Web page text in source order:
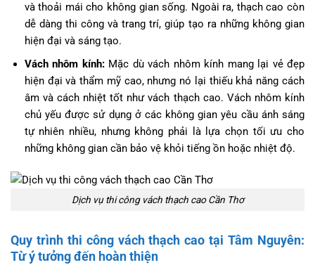
và thoải mái cho không gian sống. Ngoài ra, thạch cao còn
dễ dàng thi công và trang trí, giúp tạo ra những không gian
hiện đại và sáng tạo.
Vách nhôm kính:Mặc dù vách nhôm kính mang lại vẻ đẹp
hiện đại và thẩm mỹ cao, nhưng nó lại thiếu khả năng cách
âm và cách nhiệt tốt như vách thạch cao. Vách nhôm kính
chủ yếu được sử dụng ở các không gian yêu cầu ánh sáng
tự nhiên nhiều, nhưng không phải là lựa chọn tối ưu cho
những không gian cần bảo vệ khỏi tiếng ồn hoặc nhiệt độ.
Dịch vụ thi công vách thạch cao Cần Thơ
Quy trình thi công vách thạch cao tại Tâm Nguyên:
Từ ý tưởng đến hoàn thiện